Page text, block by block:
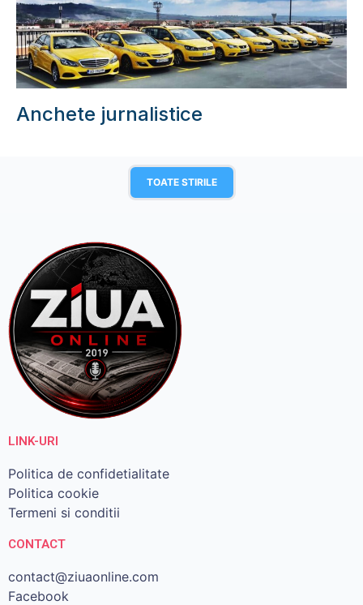
Anchete jurnalistice
TOATE STIRILE
LINK-URI
Politica de confidetialitate
Politica cookie
Termeni si conditii
CONTACT
contact@ziuaonline.com
Facebook